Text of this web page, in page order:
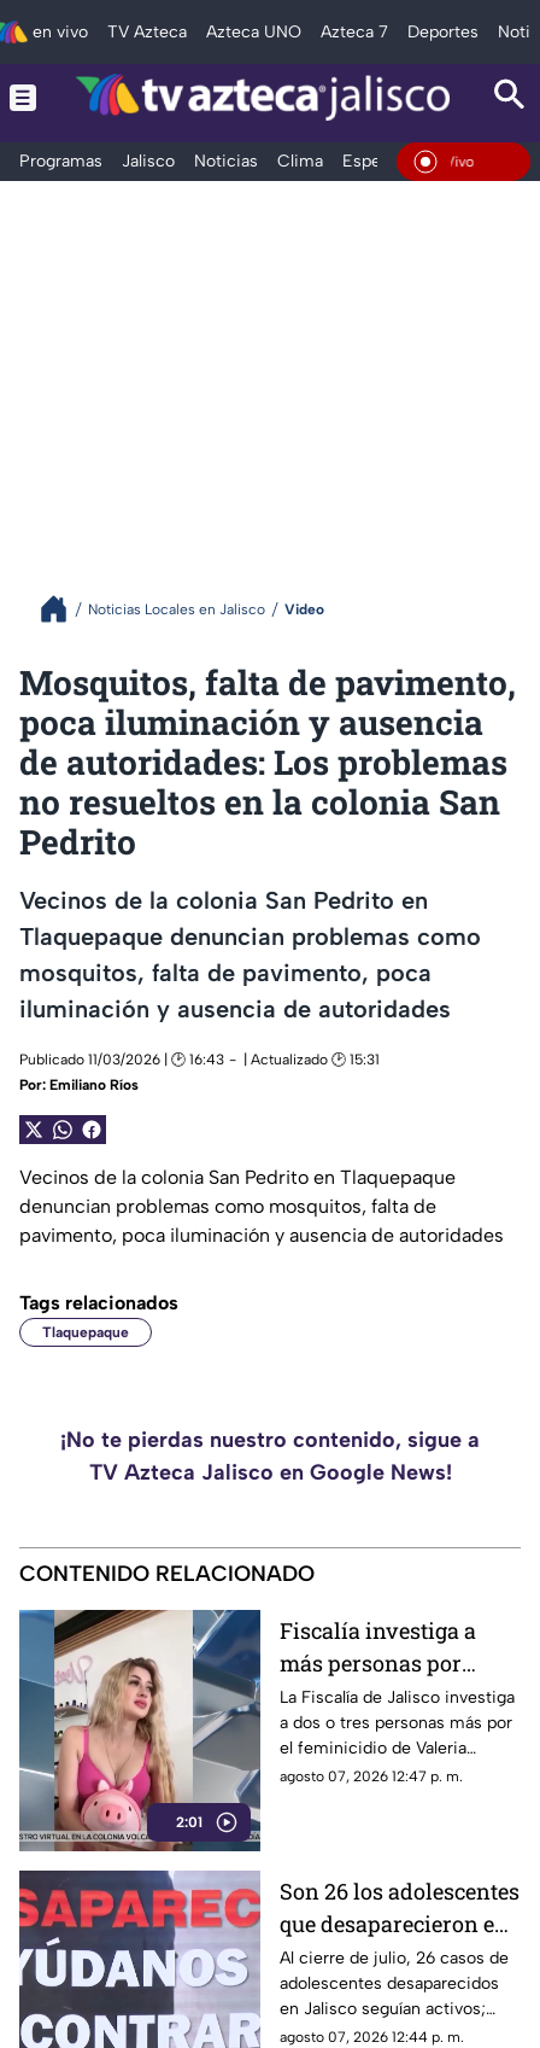
en vivo TV Azteca Azteca UNO Azteca 7 Deportes
Programas Jalisco Noticias Clima Espectáculos Deportes
En Vivo
Noticias Locales en Jalisco Video
Mosquitos, falta de pavimento,
poca iluminación y ausencia
de autoridades: Los problemas
no resueltos en la colonia San
Pedrito
Vecinos de la colonia San Pedrito en
Tlaquepaque denuncian problemas como
mosquitos, falta de pavimento, poca
iluminación y ausencia de autoridades
Publicado 11/03/2026 | 🕑 16:43
| Actualizado 🕑 15:31
Por: Emiliano Ríos
Vecinos de la colonia San Pedrito en Tlaquepaque
denuncian problemas como mosquitos, falta de
pavimento, poca iluminación y ausencia de autoridades
Tags relacionados
Tlaquepaque
¡No te pierdas nuestro contenido, sigue a
TV Azteca Jalisco en Google News!
CONTENIDO RELACIONADO
2:01
Fiscalía investiga a
más personas por
feminicidio de Valeria
Márquez
La Fiscalía de Jalisco investiga
a dos o tres personas más por
el feminicidio de Valeria
Márquez; sus amigas son
agosto 07, 2026 12:47 p. m.
Son 26 los adolescentes
que desaparecieron en
Jalisco durante julio;
investigan
r3clutamient0
Al cierre de julio, 26 casos de
adolescentes desaparecidos
en Jalisco seguían activos;
algunos podrían estar
agosto 07, 2026 12:44 p. m.